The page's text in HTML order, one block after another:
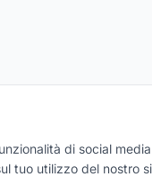
di social
tuo utilizzo del nostro